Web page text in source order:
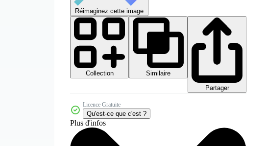
Réimaginez cette image
Collection
Similaire
Partager
Licence Gratuite
Qu'est-ce que c'est ?
Plus d'infos